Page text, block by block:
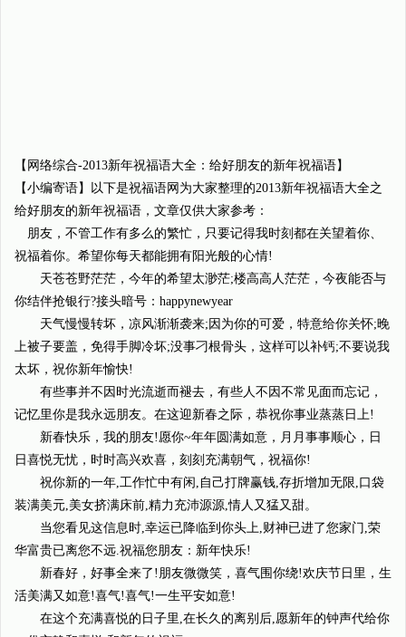
【网络综合-2013新年祝福语大全：给好朋友的新年祝福语】
【小编寄语】以下是祝福语网为大家整理的2013新年祝福语大全之
给好朋友的新年祝福语，文章仅供大家参考：
朋友，不管工作有多么的繁忙，只要记得我时刻都在关望着你、
祝福着你。希望你每天都能拥有阳光般的心情!
天苍苍野茫茫，今年的希望太渺茫;楼高高人茫茫，今夜能否与
你结伴抢银行?接头暗号：happynewyear
天气慢慢转坏，凉风渐渐袭来;因为你的可爱，特意给你关怀;晚
上被子要盖，免得手脚冷坏;没事刁根骨头，这样可以补钙;不要说我
太坏，祝你新年愉快!
有些事并不因时光流逝而褪去，有些人不因不常见面而忘记，
记忆里你是我永远朋友。在这迎新春之际，恭祝你事业蒸蒸日上!
新春快乐，我的朋友!愿你~年年圆满如意，月月事事顺心，日
日喜悦无忧，时时高兴欢喜，刻刻充满朝气，祝福你!
祝你新的一年,工作忙中有闲,自己打牌赢钱,存折增加无限,口袋
装满美元,美女挤满床前,精力充沛源源,情人又猛又甜。
当您看见这信息时,幸运已降临到你头上,财神已进了您家门,荣
华富贵已离您不远.祝福您朋友：新年快乐!
新春好，好事全来了!朋友微微笑，喜气围你绕!欢庆节日里，生
活美满又如意!喜气!喜气!一生平安如意!
在这个充满喜悦的日子里,在长久的离别后,愿新年的钟声代给你